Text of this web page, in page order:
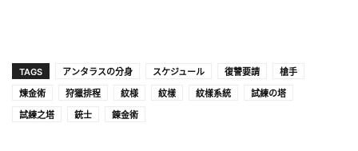
TAGS アンタラスの分身 スケジュール 復讐要請
槍手
煉金術
狩獵排程 紋様 紋樣 紋樣系統
試練の塔
試練之塔
銃士 錬金術